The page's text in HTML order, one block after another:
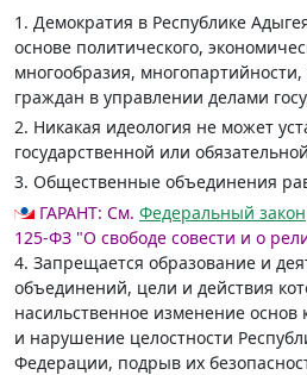
1. Демократия в Республике
основе политического,
многообразия, многопартийности,
граждан в управлении делами
2. Никакая идеология не может
государственной или
3. Общественные объединения
ГАРАНТ: См. Федеральный закон
125-ФЗ "О свободе совести и о
4. Запрещается образование и
объединений, цели и действия
насильственное изменение основ
и нарушение целостности
Федерации, подрыв их